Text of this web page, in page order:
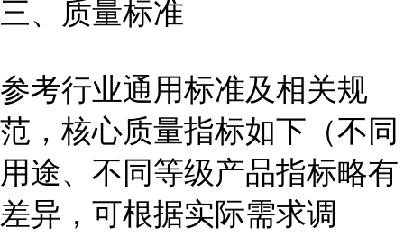
三、质量标准
参考行业通用标准及相关规
范，核心质量指标如下（不同
用途、不同等级产品指标略有
差异，可根据实际需求调